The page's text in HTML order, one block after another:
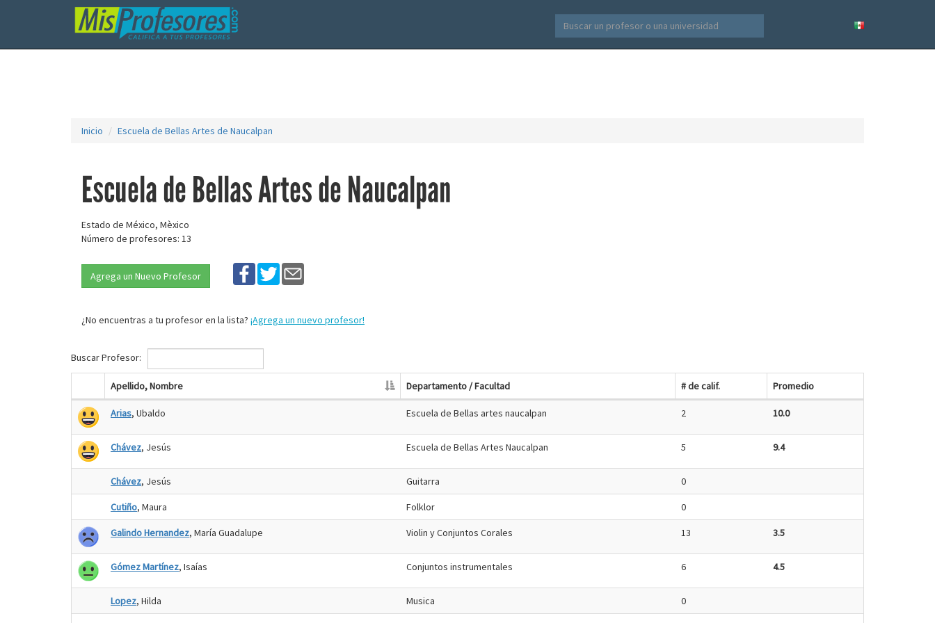
Inicio Escuela de Bellas Artes de Naucalpan
Escuela de Bellas Artes de Naucalpan
Estado de México, Mèxico
Número de profesores: 13
Agrega un Nuevo Profesor
¿No encuentras a tu profesor en la lista? ¡Agrega un nuevo profesor!
Buscar Profesor:
Apellido, Nombre Departamento / Facultad # de calif. Promedio
Arias, Ubaldo Escuela de Bellas artes naucalpan 2 10.0
Chávez, Jesús Escuela de Bellas Artes Naucalpan 5 9.4
Chávez, Jesús Guitarra 0
Cutiño, Maura Folklor 0
Galindo Hernandez, María Guadalupe Violin y Conjuntos Corales 13 3.5
Gómez Martínez, Isaías Conjuntos instrumentales 6 4.5
Lopez, Hilda Musica 0